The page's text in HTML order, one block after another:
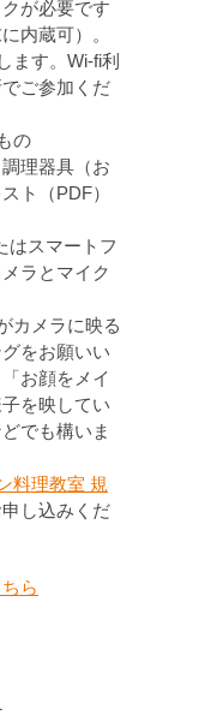
が必要です
内蔵可）。
ます。Wi-fi利
ご参加くだ
の
理器具（お
ト（PDF）
はスマートフ
ラとマイク
カメラに映る
をお願いい
お顔をメイ
を映してい
でも構いま
料理教室 規
し込みくだ
ら